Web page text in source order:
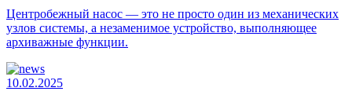
Центробежный насос — это не просто один из механических
узлов системы, а незаменимое устройство, выполняющее
архиважные функции.
10.02.2025